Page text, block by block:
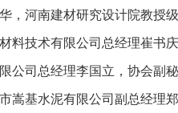
，河南建材研究设计院教授
料技术有限公司总经理崔书
公司总经理李国立，协会副
嵩基水泥有限公司副总经理